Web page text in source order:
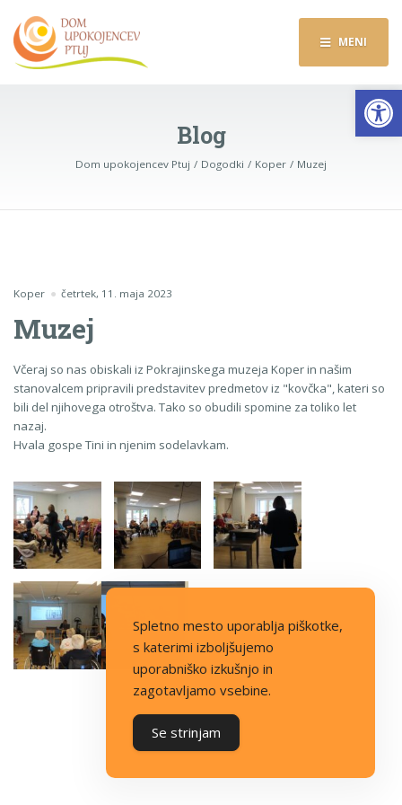
MENI
Blog
Dom upokojencev Ptuj Dogodki Koper Muzej
Koper četrtek, 11. maja 2023
Muzej
Včeraj so nas obiskali iz Pokrajinskega muzeja Koper in našim
stanovalcem pripravili predstavitev predmetov iz "kovčka", kateri so
bili del njihovega otroštva. Tako so obudili spomine za toliko let
nazaj.
Hvala gospe Tini in njenim sodelavkam.
Spletno mesto uporablja piškotke,
s katerimi izboljšujemo
uporabniško izkušnjo in
zagotavljamo vsebine.
Se strinjam